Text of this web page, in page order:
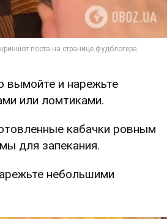
вымойте и нарежьте
или ломтиками.
кабачки ровным
для запекания.
небольшими